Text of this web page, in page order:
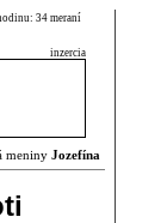
34 meraní
inzercia
meniny Jozefína